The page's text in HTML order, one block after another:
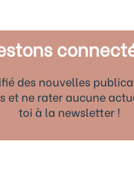
des nouvelles
et ne rater aucune
toi à la newsletter !